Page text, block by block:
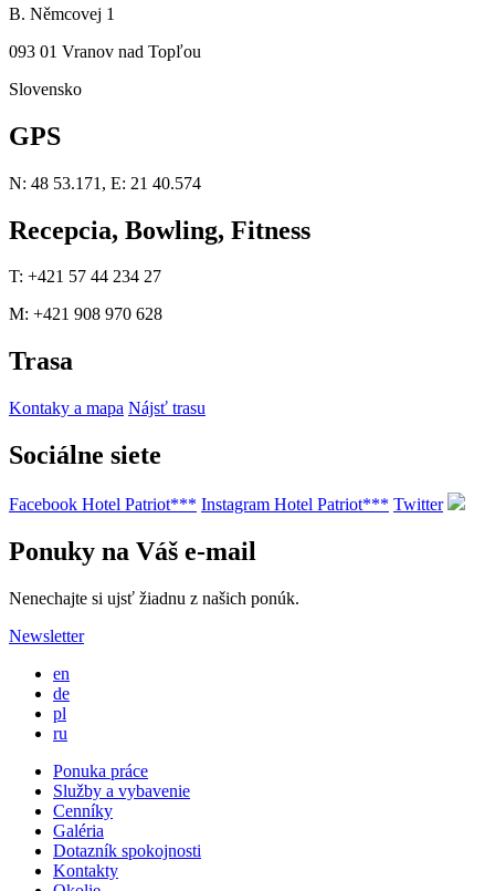
B. Němcovej 1
093 01 Vranov nad Topľou
Slovensko
GPS
N: 48 53.171, E: 21 40.574
Recepcia, Bowling, Fitness
T: +421 57 44 234 27
M: +421 908 970 628
Trasa
Kontaky a mapa Nájsť trasu
Sociálne siete
Facebook Hotel Patriot*** Instagram Hotel Patriot*** Twitter
Ponuky na Váš e-mail
Nenechajte si ujsť žiadnu z našich ponúk.
Newsletter
en
de
pl
ru
Ponuka práce
Služby a vybavenie
Cenníky
Galéria
Dotazník spokojnosti
Kontakty